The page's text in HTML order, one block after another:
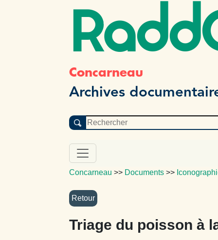
Concarneau
Archives
Concarneau >> Documents >>
Triage du poisson à